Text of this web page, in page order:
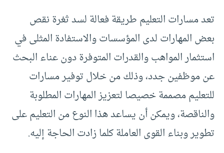
تعد مسارات التعليم طريقة فعالة لسد ثغرة نقص
بعض المهارات لدى المؤسسات والاستفادة المثلى في
استثمار المواهب والقدرات المتوفرة دون عناء البحث
عن موظفين جدد، وذلك من خلال توفير مسارات
للتعليم مصممة خصيصا لتعزيز المهارات المطلوبة
والناقصة، ويمكن أن يساعد هذا النوع من التعليم على
تطوير وبناء القوى العاملة كلما زادت الحاجة إليه.